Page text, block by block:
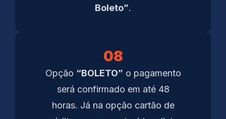
Boleto”.
08
Opção “BOLETO” o pagamento
será confirmado em até 48
horas. Já na opção cartão de